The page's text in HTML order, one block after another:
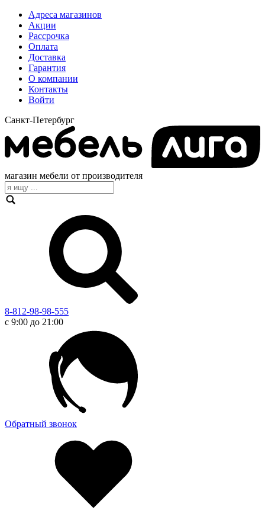
Адреса магазинов
Акции
Рассрочка
Оплата
Доставка
Гарантия
О компании
Контакты
Войти
Санкт-Петербург
магазин мебели от производителя
8-812-98-98-555
с 9:00 до 21:00
Обратный звонок